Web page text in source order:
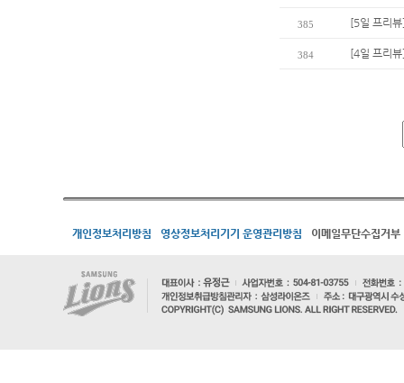
385 [5일 프리뷰
384 [4일 프리
개인정보처리방침 영상정보처리기기 운영관리방침 이메일무단수집거부